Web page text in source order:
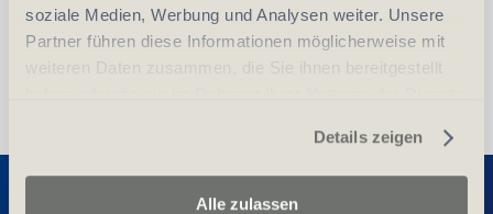
soziale Medien, Werbung und Analysen weiter. Unsere
Partner führen diese Informationen möglicherweise mit
weiteren Daten zusammen, die Sie ihnen bereitgestellt
Details zeigen
Alle zulassen
Entdecken Sie weitere Produkte